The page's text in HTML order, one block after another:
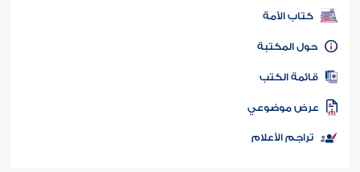
كتب PDF
كتاب الأمة
المكتبة
الكتب
موضوعي